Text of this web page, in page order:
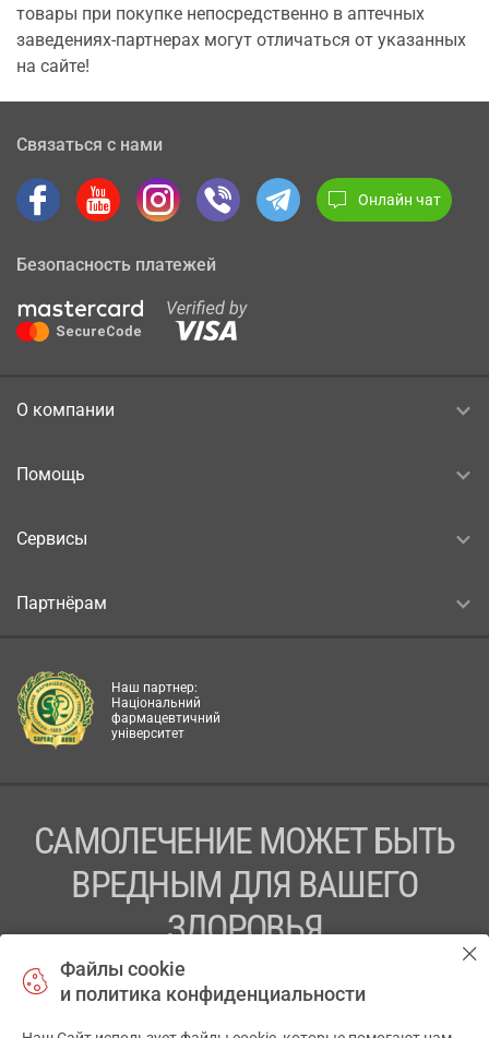
товары при покупке непосредственно в аптечных
заведениях-партнерах могут отличаться от указанных
на сайте!
Связаться с нами
Онлайн чат
Безопасность платежей
О компании
Помощь
Сервисы
Партнёрам
Наш партнер:
Національний
фармацевтичний
університет
САМОЛЕЧЕНИЕ МОЖЕТ БЫТЬ
ВРЕДНЫМ ДЛЯ ВАШЕГО
ЗДОРОВЬЯ
ПЕРЕД ПРИМЕНЕНИЕМ ПРЕПАРАТА
ПРОКОНСУЛЬТИРУЙТЕСЬ С ВРАЧОМ
Файлы cookie
и политика конфиденциальности